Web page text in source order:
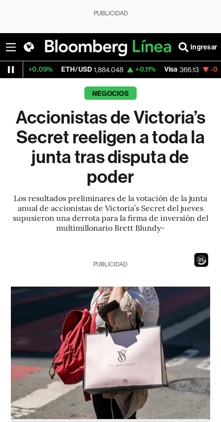
PUBLICIDAD
Ingresar
ETH/USD 1,884.048 +0.11% Visa 366.13 -0.04%
NEGOCIOS
Accionistas de Victoria’s
Secret reeligen a toda la
junta tras disputa de
poder
Los resultados preliminares de la votación de la junta
anual de accionistas de Victoria’s Secret del jueves
supusieron una derrota para la firma de inversión del
multimillonario Brett Blundy-
21
PUBLICIDAD